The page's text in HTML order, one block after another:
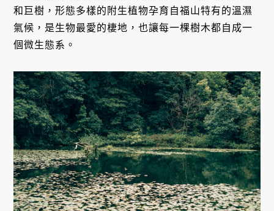
和巨樹，形態多樣的附生植物孕育自福山特有的溫濕
氣候，是生物最愛的棲地，也讓每一棵樹木都自成一
個微生態系。